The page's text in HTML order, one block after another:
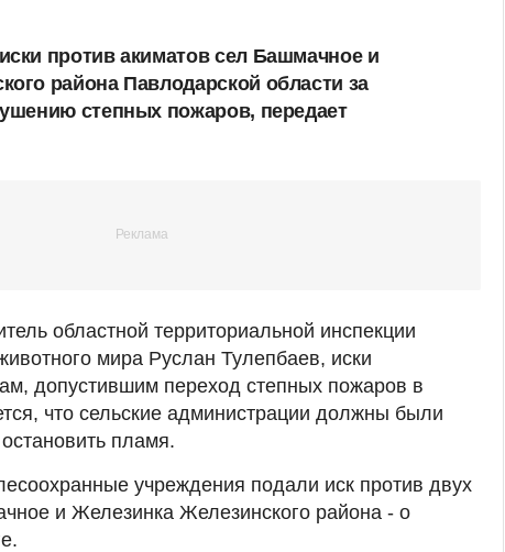
против акиматов сел Башмачное и
района Павлодарской области за
степных пожаров, передает
областной территориальной инспекции
мира Руслан Тулепбаев, иски
допустившим переход степных пожаров в
что сельские администрации должны были
пламя.
учреждения подали иск против двух
и Железинка Железинского района - о